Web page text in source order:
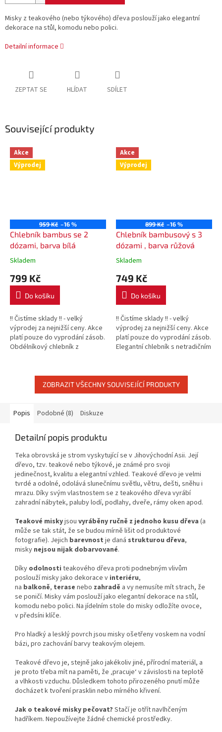
Misky z teakového (nebo týkového) dřeva poslouží jako elegantní
dekorace na stůl, komodu nebo polici.
Detailní informace
ZEPTAT SE HLÍDAT SDÍLET
Související produkty
Akce
Výprodej
959 Kč –16 %
Chlebník bambus se 2
dózami, barva bílá
Skladem
799 Kč
Do košíku
!! Čistíme sklady !! - velký
výprodej za nejnižší ceny. Akce
platí pouze do vyprodání zásob.
Obdélníkový chlebník z
Akce
Výprodej
899 Kč –16 %
Chlebník bambusový s 3
dózami , barva růžová
Skladem
749 Kč
Do košíku
!! Čistíme sklady !! - velký
výprodej za nejnižší ceny. Akce
platí pouze do vyprodání zásob.
Elegantní chlebník s netradičním
ZOBRAZIT VŠECHNY SOUVISEJÍCÍ PRODUKTY
Popis Podobné (8) Diskuze
Detailní popis produktu
Teka obrovská je strom vyskytující se v Jihovýchodní Asii. Její
dřevo, tzv. teakové nebo týkové, je známé pro svoji
jedinečnost, kvalitu a elegantní vzhled. Teakové dřevo je velmi
tvrdé a odolné, odolává slunečnímu světlu, větru, dešti, sněhu i
mrazu. Díky svým vlastnostem se z teakového dřeva vyrábí
zahradní nábytek, paluby lodí, podlahy, dveře, rámy oken apod.
Teakové miskyjsou vyráběny ručně z jednoho kusu dřeva (a
může se tak stát, že se budou mírně lišit od produktové
fotografie). Jejich barevnost je daná strukturou dřeva,
misky nejsou nijak dobarvované.
Díky odolnosti teakového dřeva proti podnebným vlivům
poslouží misky jako dekorace v interiéru,
na balkoně, terase nebo zahradě a vy nemusíte mít strach, že
se poničí. Misky vám poslouží jako elegantní dekorace na stůl,
komodu nebo polici. Na jídelním stole do misky odložíte ovoce,
v předsíni klíče.
Pro hladký a lesklý povrch jsou misky ošetřeny voskem na vodní
bázi, pro zachování barvy teakovým olejem.
Teakové dřevo je, stejně jako jakékoliv jiné, přírodní materiál, a
je proto třeba mít na paměti, že ‚pracuje‘ v závislosti na teplotě
a vlhkosti vzduchu. Důsledkem tohoto přirozeného pnutí může
docházet k tvoření prasklin nebo mírného křivení.
Jak o teakové misky pečovat? Stačí je otřít navlhčeným
hadříkem. Nepoužívejte žádné chemické prostředky.